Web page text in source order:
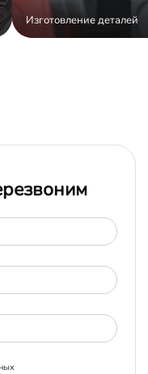
Изготовление деталей